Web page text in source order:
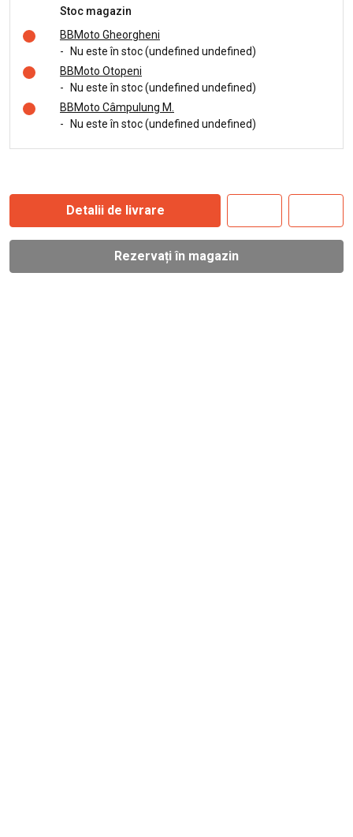
Stoc magazin
BBMoto Gheorgheni
-
Nu este în stoc (undefined undefined)
BBMoto Otopeni
-
Nu este în stoc (undefined undefined)
BBMoto Câmpulung M.
-
Nu este în stoc (undefined undefined)
Detalii de livrare
Rezervați în magazin